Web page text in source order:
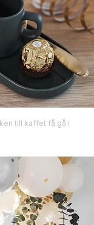
till kaffet få gå i